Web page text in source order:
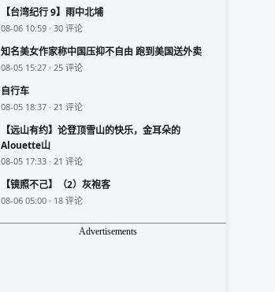
【台湾纪行 9】雨中北埔
08-06 10:59 · 30 评论
知名美女作家称中国压抑不自由 跑到美国送外卖
08-05 15:27 · 25 评论
自行车
08-05 18:37 · 21 评论
【远山有约】论登顶雪山的快乐，金耳朵的
Alouette山
08-05 17:33 · 21 评论
【镜照不己】（2）灰袍客
08-06 05:00 · 18 评论
Advertisements